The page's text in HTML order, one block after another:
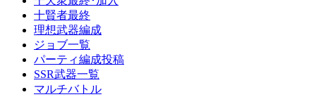
十賢者最終
理想武器編成
ジョブ一覧
パーティ編成投稿
SSR武器一覧
マルチバトル